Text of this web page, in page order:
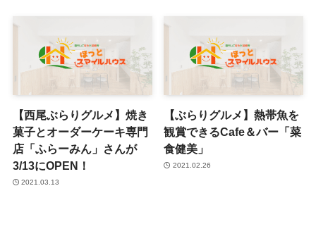
【西尾ぶらりグルメ】焼き
菓子とオーダーケーキ専門
店「ふらーみん」さんが
3/13にOPEN！
2021.03.13
【ぶらりグルメ】熱帯魚を
観賞できるCafe＆バー「菜
食健美」
2021.02.26